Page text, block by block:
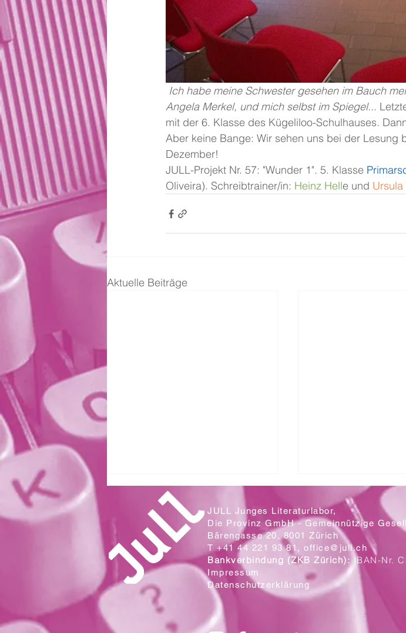
Angela Merkel, und mich selbst im Spiegel...
mit der 6. Klasse des Kügeliloo-Schulhauses.
Aber keine Bange: Wir sehen uns bei der Lesung
Dezember!
JULL-Projekt Nr. 57: "Wunder 1". 5. Klasse
Oliveira). Schreibtrainer/in: Heinz Helle und Ursula
Aktuelle Beiträge
Zwei Klassen aus der Sek. Wallrüti
lesen in der Campo Cantina
Ein Blick auf die neuen
JULL Junges Literaturlabor,
Die Provinz GmbH - Gemeinnützige
Bärengasse 20, 8001 Zürich
T +41 44 221 93 81, office@jull.ch
Bankverbindung (ZKB Zürich): IBAN-Nr.
Impressum
Datenschutzerklärung